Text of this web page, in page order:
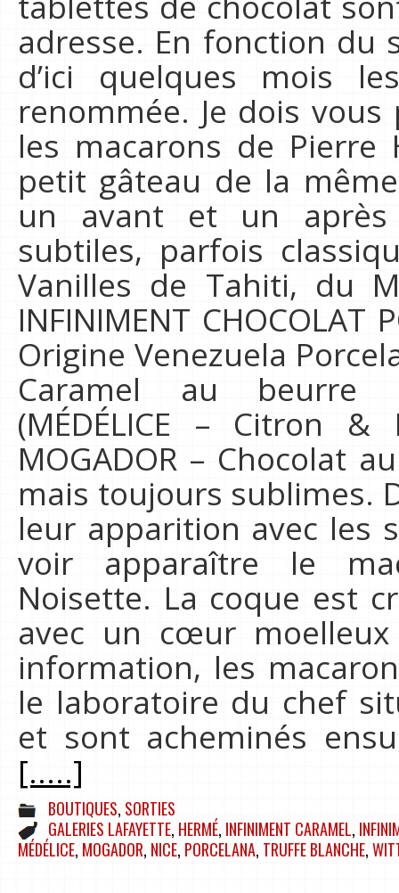
adresse. En fonction du
d’ici quelques mois
renommée. Je dois
les macarons de
petit gâteau de la
un avant et un après
subtiles, parfois
Vanilles de Tahiti, du
INFINIMENT CHOCOLAT
Origine Venezuela
Caramel au beurre
(MÉDÉLICE – Citron
MOGADOR – Chocolat
mais toujours sublimes.
leur apparition avec les
voir apparaître le
Noisette. La coque est
avec un cœur
information, les
le laboratoire du chef
et sont acheminés
[.....]
BOUTIQUES, SORTIES
GALERIES LAFAYETTE, HERMÉ, INFINIMENT CARAMEL,
MÉDÉLICE, MOGADOR, NICE, PORCELANA, TRUFFE BLANCHE,